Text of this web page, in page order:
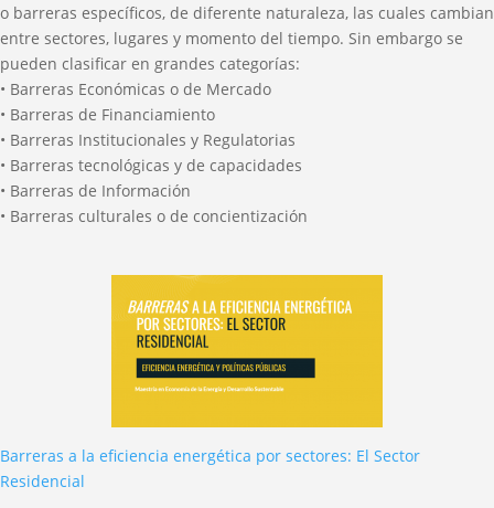
o barreras específicos, de diferente naturaleza, las cuales cambian
entre sectores, lugares y momento del tiempo. Sin embargo se
pueden clasificar en grandes categorías:
• Barreras Económicas o de Mercado
• Barreras de Financiamiento
• Barreras Institucionales y Regulatorias
• Barreras tecnológicas y de capacidades
• Barreras de Información
• Barreras culturales o de concientización
Barreras a la eficiencia energética por sectores: El Sector
Residencial